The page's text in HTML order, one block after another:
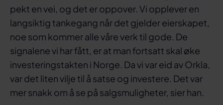
pekt en vei, og det er oppover. Vi opplever en
langsiktig tankegang når det gjelder eierskapet,
noe som kommer alle våre verk til gode. De
signalene vi har fått, er at man fortsatt skal øke
investeringstakten i Norge. Da vi var eid av Orkla,
var det liten vilje til å satse og investere. Det var
mer snakk om å se på salgsmuligheter, sier han.